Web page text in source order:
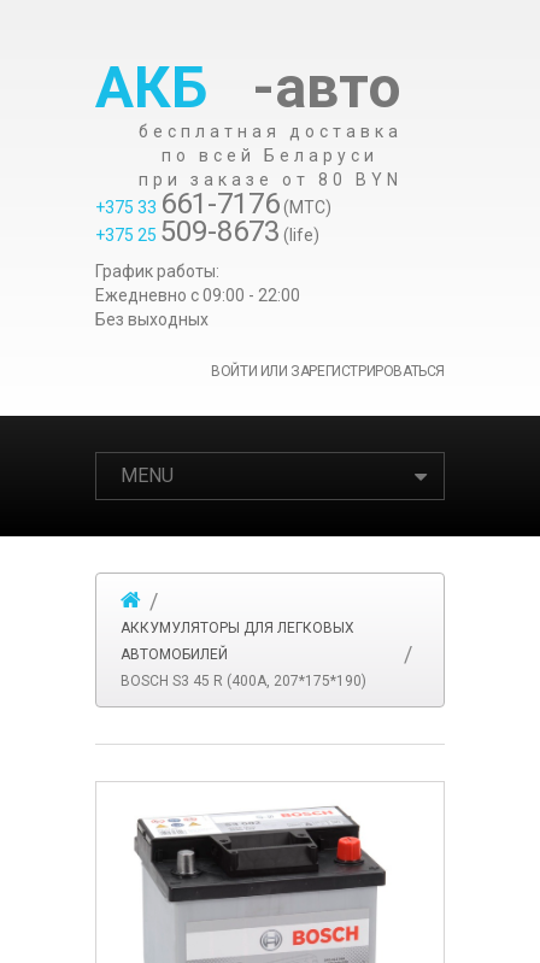
АКБ -авто
бесплатная доставка
по всей Беларуси
при заказе от 80 BYN
+375 33 661-7176(МТС)
+375 25 509-8673 (life)
График работы:
Ежедневно c 09:00 - 22:00
Без выходных
ВОЙТИ ИЛИ ЗАРЕГИСТРИРОВАТЬСЯ
MENU
АККУМУЛЯТОРЫ ДЛЯ ЛЕГКОВЫХ
АВТОМОБИЛЕЙ
BOSCH S3 45 R (400A, 207*175*190)